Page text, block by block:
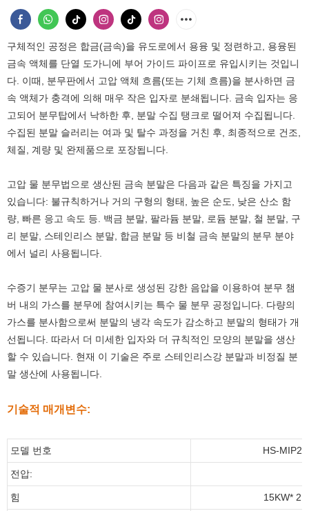
구체적인 공정은 합금(금속)을 유도로에서 용융 및 정련하고, 용융된
금속 액체를 단열 도가니에 부어 가이드 파이프로 유입시키는 것입니
다. 이때, 분무판에서 고압 액체 흐름(또는 기체 흐름)을 분사하면 금
속 액체가 충격에 의해 매우 작은 입자로 분쇄됩니다. 금속 입자는 응
고되어 분무탑에서 낙하한 후, 분말 수집 탱크로 떨어져 수집됩니다.
수집된 분말 슬러리는 여과 및 탈수 과정을 거친 후, 최종적으로 건조,
체질, 계량 및 완제품으로 포장됩니다.
고압 물 분무법으로 생산된 금속 분말은 다음과 같은 특징을 가지고
있습니다: 불규칙하거나 거의 구형의 형태, 높은 순도, 낮은 산소 함
량, 빠른 응고 속도 등. 백금 분말, 팔라듐 분말, 로듐 분말, 철 분말, 구
리 분말, 스테인리스 분말, 합금 분말 등 비철 금속 분말의 분무 분야
에서 널리 사용됩니다.
수증기 분무는 고압 물 분사로 생성된 강한 음압을 이용하여 분무 챔
버 내의 가스를 분무에 참여시키는 특수 물 분무 공정입니다. 다량의
가스를 분사함으로써 분말의 냉각 속도가 감소하고 분말의 형태가 개
선됩니다. 따라서 더 미세한 입자와 더 규칙적인 모양의 분말을 생산
할 수 있습니다. 현재 이 기술은 주로 스테인리스강 분말과 비정질 분
말 생산에 사용됩니다.
기술적 매개변수:
모델 번호 HS-MIP2
전압:
힘 15KW* 2